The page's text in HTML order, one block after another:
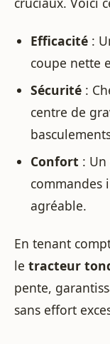
Efficacité:
coupe nette
Sécurité:
centre de
Confort :
commandes
agréable.
En tenant
le tracteur
pente,
sans effort